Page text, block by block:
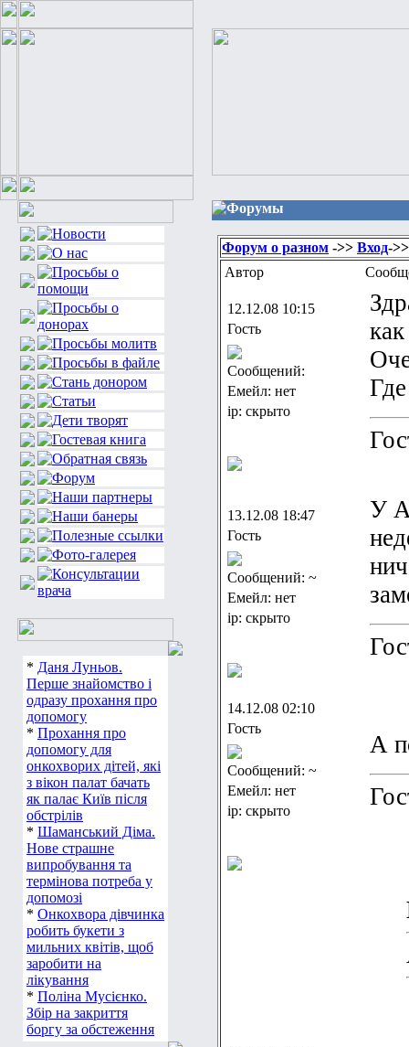
* Даня Луньов.
Перше знайомство і
одразу прохання про
допомогу
* Прохання про
допомогу для
онкохворих дітей, які
з вікон палат бачать
як палає Київ після
обстрілів
* Шаманський Діма.
Нове страшне
випробування та
термінова потреба у
допомозі
* Онкохвора дівчинка
робить букети з
мильних квітів, щоб
заробити на
лікування
* Поліна Мусієнко.
Збір на закриття
боргу за обстеження
Форумы
Форум о разном ->> Вход-
Автор
12.12.08 10:15
Гость
Сообщений:
Емейл: нет
ip: скрыто
13.12.08 18:47
Гость
Сообщений: ~
Емейл: нет
ip: скрыто
У
14.12.08 02:10
Гость
Сообщений: ~
Емейл: нет
ip: скрыто
А